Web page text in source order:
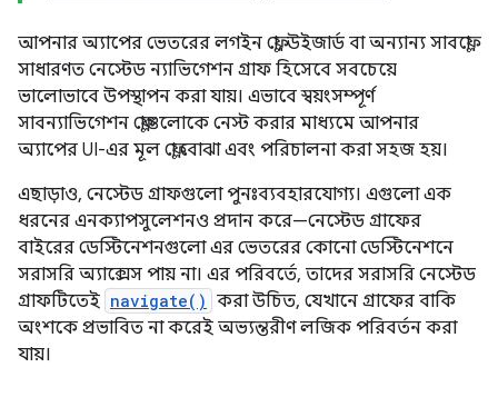
আপনার অ্যাপের ভেতরের লগইন ফ্লো, উইজার্ড বা অন্যান্য সাবফ্লো
সাধারণত নেস্টেড ন্যাভিগেশন গ্রাফ হিসেবে সবচেয়ে
ভালোভাবে উপস্থাপন করা যায়। এভাবে স্বয়ংসম্পূর্ণ
সাবন্যাভিগেশন ফ্লোগুলোকে নেস্ট করার মাধ্যমে আপনার
অ্যাপের UI-এর মূল ফ্লো বোঝা এবং পরিচালনা করা সহজ হয়।
এছাড়াও, নেস্টেড গ্রাফগুলো পুনঃব্যবহারযোগ্য। এগুলো এক
ধরনের এনক্যাপসুলেশনও প্রদান করে—নেস্টেড গ্রাফের
বাইরের ডেস্টিনেশনগুলো এর ভেতরের কোনো ডেস্টিনেশনে
সরাসরি অ্যাক্সেস পায় না। এর পরিবর্তে, তাদের সরাসরি নেস্টেড
গ্রাফটিতেই navigate() করা উচিত, যেখানে গ্রাফের বাকি
অংশকে প্রভাবিত না করেই অভ্যন্তরীণ লজিক পরিবর্তন করা
যায়।